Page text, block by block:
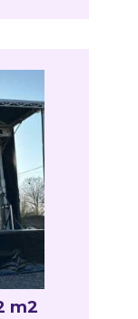
m2